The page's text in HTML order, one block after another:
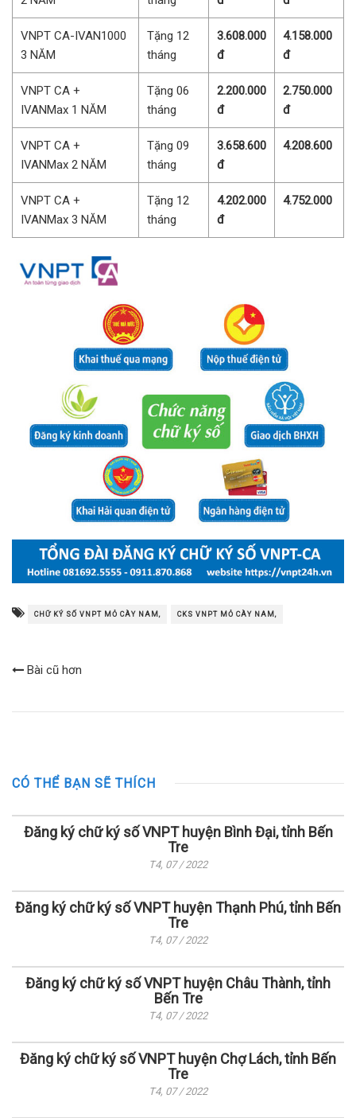
VNPT CA-IVAN1000
3 NĂM
Tặng 12
tháng
3.608.000
đ
4.158.000
đ
VNPT CA +
IVANMax 1 NĂM
Tặng 06
tháng
2.200.000
đ
2.750.000
đ
VNPT CA +
IVANMax 2 NĂM
Tặng 09
tháng
3.658.600
đ
4.208.600
VNPT CA +
IVANMax 3 NĂM
Tặng 12
tháng
4.202.000
đ
4.752.000
CHỮ KÝ SỐ VNPT MỎ CÀY NAM, CKS VNPT MỎ CÀY NAM,
Bài cũ hơn
CÓ THỂ BẠN SẼ THÍCH
Đăng ký chữ ký số VNPT huyện Bình Đại, tỉnh Bến
Tre
T4, 07 / 2022
Đăng ký chữ ký số VNPT huyện Thạnh Phú, tỉnh Bến
Tre
T4, 07 / 2022
Đăng ký chữ ký số VNPT huyện Châu Thành, tỉnh
Bến Tre
T4, 07 / 2022
Đăng ký chữ ký số VNPT huyện Chợ Lách, tỉnh Bến
Tre
T4, 07 / 2022